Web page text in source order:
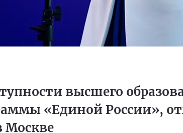
высшего
«Единой России»,
Москве